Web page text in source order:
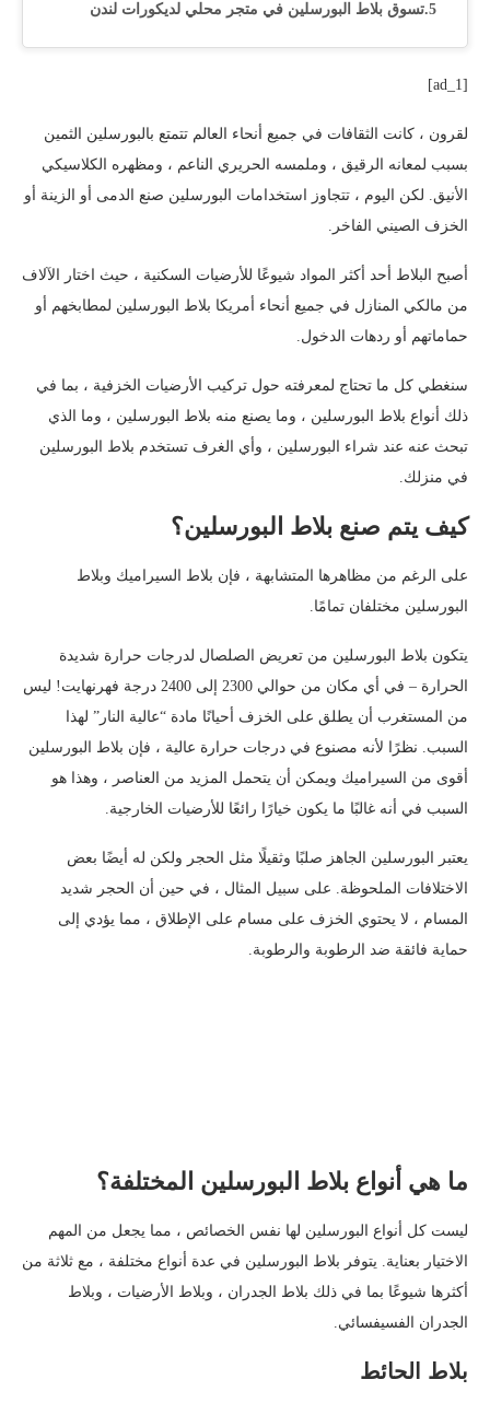
تسوق بلاط البورسلين في متجر محلي لديكورات لندن
[ad_1]
لقرون ، كانت الثقافات في جميع أنحاء العالم تتمتع بالبورسلين الثمين
بسبب لمعانه الرقيق ، وملمسه الحريري الناعم ، ومظهره الكلاسيكي
الأنيق. لكن اليوم ، تتجاوز استخدامات البورسلين صنع الدمى أو الزينة أو
الخزف الصيني الفاخر.
أصبح البلاط أحد أكثر المواد شيوعًا للأرضيات السكنية ، حيث اختار الآلاف
من مالكي المنازل في جميع أنحاء أمريكا بلاط البورسلين لمطابخهم أو
حماماتهم أو ردهات الدخول.
سنغطي كل ما تحتاج لمعرفته حول تركيب الأرضيات الخزفية ، بما في
ذلك أنواع بلاط البورسلين ، وما يصنع منه بلاط البورسلين ، وما الذي
تبحث عنه عند شراء البورسلين ، وأي الغرف تستخدم بلاط البورسلين
في منزلك.
كيف يتم صنع بلاط البورسلين؟
على الرغم من مظاهرها المتشابهة ، فإن بلاط السيراميك وبلاط
البورسلين مختلفان تمامًا.
يتكون بلاط البورسلين من تعريض الصلصال لدرجات حرارة شديدة
الحرارة – في أي مكان من حوالي 2300 إلى 2400 درجة فهرنهايت! ليس
من المستغرب أن يطلق على الخزف أحيانًا مادة “عالية النار” لهذا
السبب. نظرًا لأنه مصنوع في درجات حرارة عالية ، فإن بلاط البورسلين
أقوى من السيراميك ويمكن أن يتحمل المزيد من العناصر ، وهذا هو
السبب في أنه غالبًا ما يكون خيارًا رائعًا للأرضيات الخارجية.
يعتبر البورسلين الجاهز صلبًا وثقيلًا مثل الحجر ولكن له أيضًا بعض
الاختلافات الملحوظة. على سبيل المثال ، في حين أن الحجر شديد
المسام ، لا يحتوي الخزف على مسام على الإطلاق ، مما يؤدي إلى
حماية فائقة ضد الرطوبة والرطوبة.
ما هي أنواع بلاط البورسلين المختلفة؟
ليست كل أنواع البورسلين لها نفس الخصائص ، مما يجعل من المهم
الاختيار بعناية. يتوفر بلاط البورسلين في عدة أنواع مختلفة ، مع ثلاثة من
أكثرها شيوعًا بما في ذلك بلاط الجدران ، وبلاط الأرضيات ، وبلاط
الجدران الفسيفسائي.
بلاط الحائط